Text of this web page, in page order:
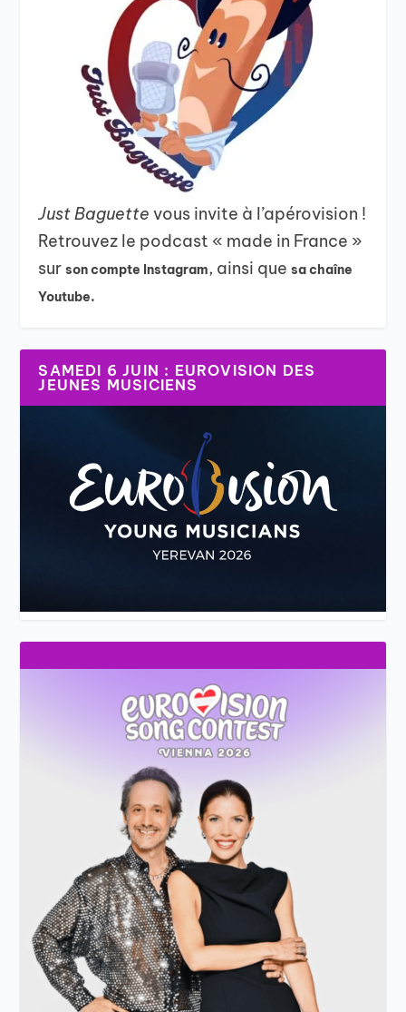
Just Baguettevous invite à l’apérovision !
Retrouvez le podcast « made in France »
surson compte Instagram, ainsi quesa chaîne
Youtube.
SAMEDI 6 JUIN : EUROVISION DES
JEUNES MUSICIENS